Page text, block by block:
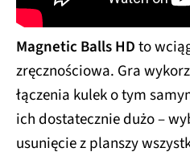
Magnetic Balls HDto
zręcznościowa. Gra
łączenia kulek o tym
ich dostatecznie dużo –
usunięcie z planszy